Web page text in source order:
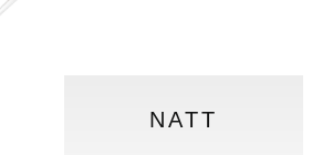
NATT